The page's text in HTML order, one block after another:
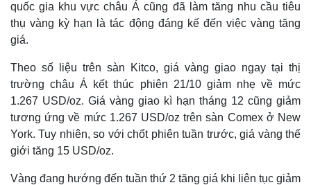
quốc gia khu vực châu Á cũng đã làm tăng nhu cầu tiêu
thụ vàng kỳ hạn là tác động đáng kế đến việc vàng tăng
giá.
Theo số liệu trên sàn Kitco, giá vàng giao ngay tại thị
trường châu Á kết thúc phiên 21/10 giảm nhẹ về mức
1.267 USD/oz. Giá vàng giao kì hạn tháng 12 cũng giảm
tương ứng về mức 1.267 USD/oz trên sàn Comex ở New
York. Tuy nhiên, so với chốt phiên tuần trước, giá vàng thế
giới tăng 15 USD/oz.
Vàng đang hướng đến tuần thứ 2 tăng giá khi liên tục giảm